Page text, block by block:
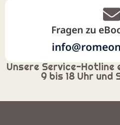
Fragen zu
Unsere Service-Hotline
9 bis 18 Uhr und